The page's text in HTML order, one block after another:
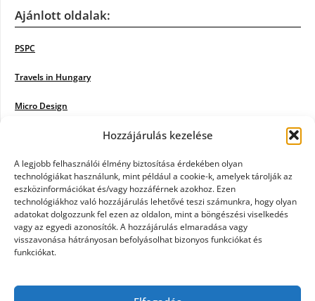
Hozzájárulás kezelése
A legjobb felhasználói élmény biztosítása érdekében olyan
technológiákat használunk, mint például a cookie-k, amelyek tárolják az
eszközinformációkat és/vagy hozzáférnek azokhoz. Ezen
technológiákhoz való hozzájárulás lehetővé teszi számunkra, hogy olyan
adatokat dolgozzunk fel ezen az oldalon, mint a böngészési viselkedés
vagy az egyedi azonosítók. A hozzájárulás elmaradása vagy
visszavonása hátrányosan befolyásolhat bizonyos funkciókat és
funkciókat.
Ajánlott oldalak:
PSPC
Travels in Hungary
Micro Design
Poiwiki
Öntözőrendszer
Jazz Steps
Unicorn Multipro